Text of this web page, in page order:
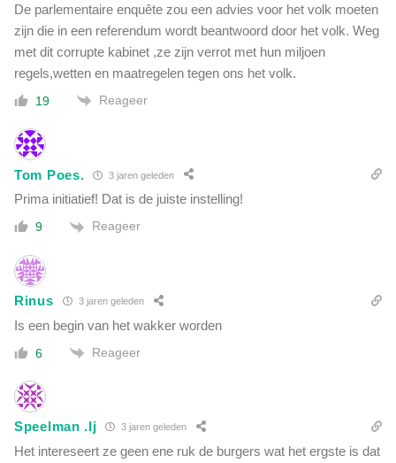
De parlementaire enquête zou een advies voor het volk moeten
zijn die in een referendum wordt beantwoord door het volk. Weg
met dit corrupte kabinet ,ze zijn verrot met hun miljoen
regels,wetten en maatregelen tegen ons het volk.
19 Reageer
Tom Poes. 3 jaren geleden
Prima initiatief! Dat is de juiste instelling!
9 Reageer
Rinus 3 jaren geleden
Is een begin van het wakker worden
6 Reageer
Speelman .lj 3 jaren geleden
Het intereseert ze geen ene ruk de burgers wat het ergste is dat